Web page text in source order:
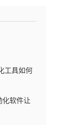
工具如何
化软件让